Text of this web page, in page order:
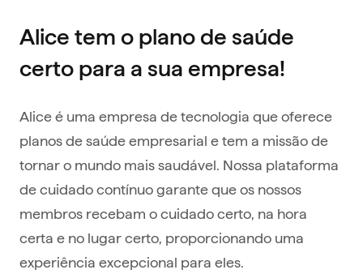
Alice tem o plano de saúde
certo para a sua empresa!
Alice é uma empresa de tecnologia que oferece
planos de saúde empresarial e tem a missão de
tornar o mundo mais saudável. Nossa plataforma
de cuidado contínuo garante que os nossos
membros recebam o cuidado certo, na hora
certa e no lugar certo, proporcionando uma
experiência excepcional para eles.